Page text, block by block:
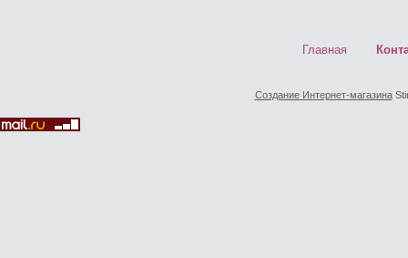
Главная
Создание Интернет-магазина